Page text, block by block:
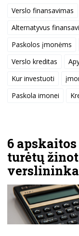
6
turėtų
Verslo finansavimas
Alternatyvus
Paskolos įmonėms
Verslo kreditas
Kur investuoti
Paskola imonei